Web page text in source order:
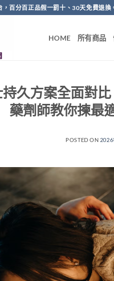
百分百正品假一罰十、30天免費退換
HOME 所有商品
久方案全面對比
藥劑師教你揀最
POSTED ON